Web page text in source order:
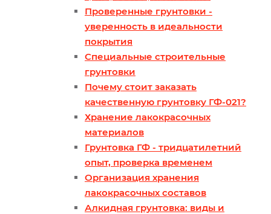
Проверенные грунтовки -
уверенность в идеальности
покрытия
Специальные строительные
грунтовки
Почему стоит заказать
качественную грунтовку ГФ-021?
Хранение лакокрасочных
материалов
Грунтовка ГФ - тридцатилетний
опыт, проверка временем
Организация хранения
лакокрасочных составов
Алкидная грунтовка: виды и